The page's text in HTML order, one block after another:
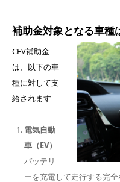
補助金対象となる車種
CEV補助金
は、以下の車
種に対して支
給されます
電気自動
車（EV）
バッテリ
ーを充電して走行する完全